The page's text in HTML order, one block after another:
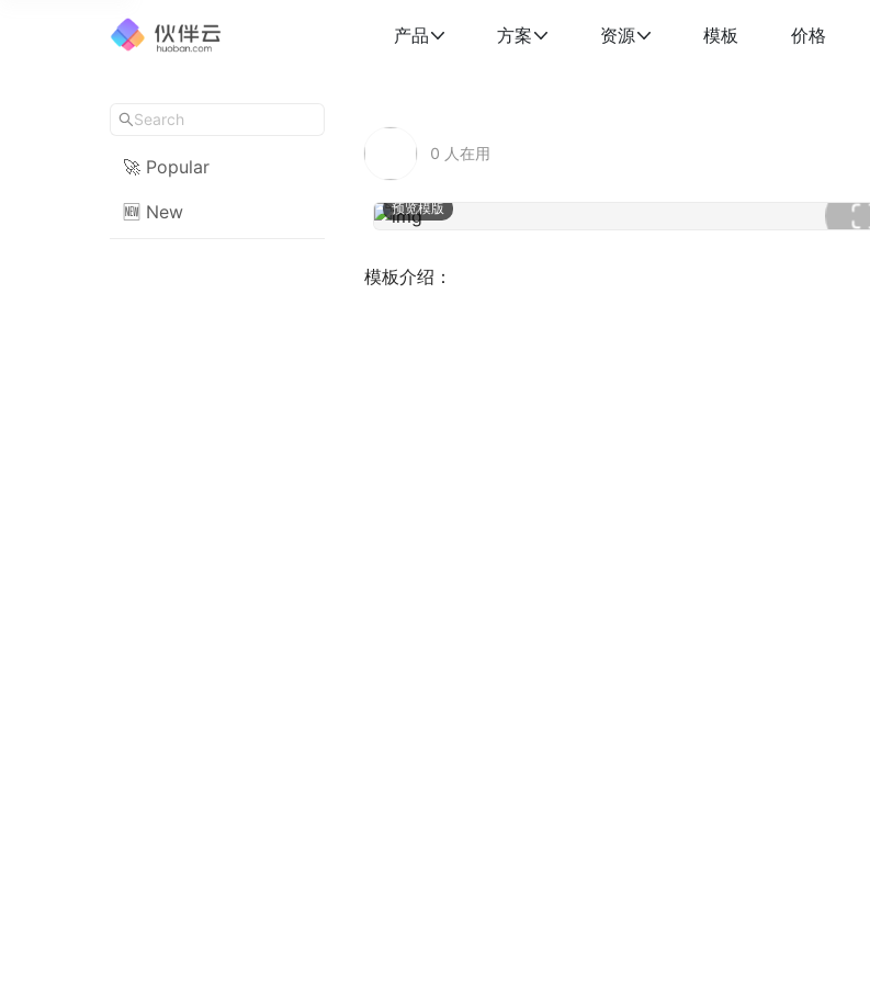
产品 方案 资源 模板 价格
🚀 Popular
🆕 New
0 人在用
预览模版
模板介绍：